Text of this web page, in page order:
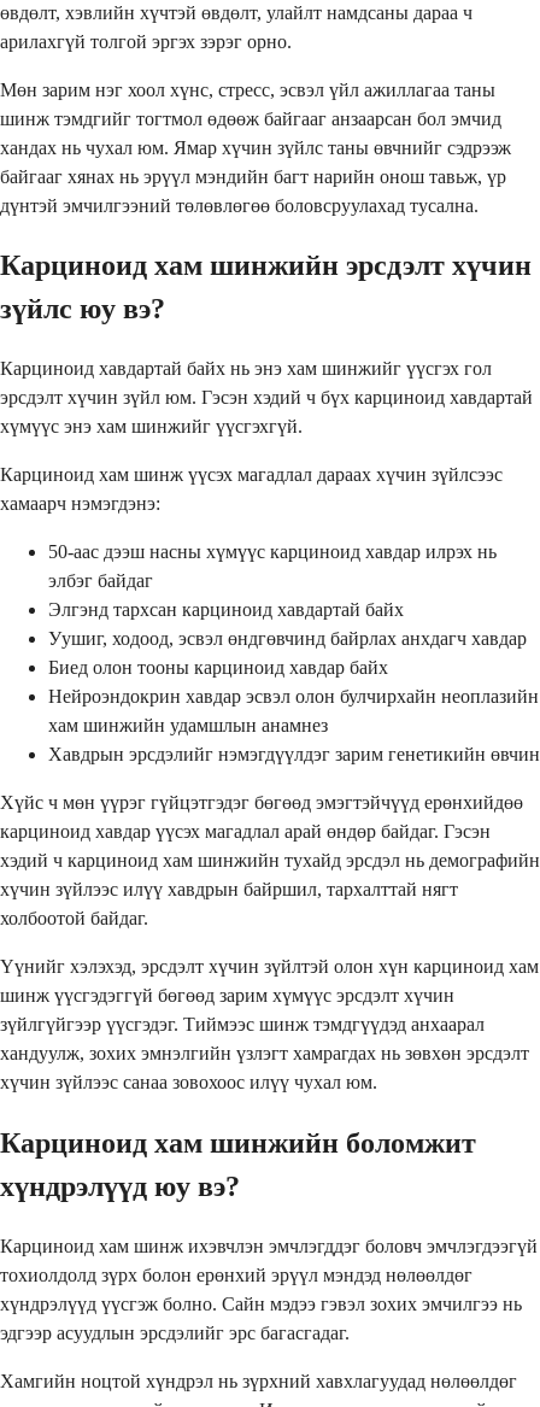
өвдөлт, хэвлийн хүчтэй өвдөлт, улайлт намдсаны дараа ч
арилахгүй толгой эргэх зэрэг орно.
Мөн зарим нэг хоол хүнс, стресс, эсвэл үйл ажиллагаа таны
шинж тэмдгийг тогтмол өдөөж байгааг анзаарсан бол эмчид
хандах нь чухал юм. Ямар хүчин зүйлс таны өвчнийг сэдрээж
байгааг хянах нь эрүүл мэндийн багт нарийн онош тавьж, үр
дүнтэй эмчилгээний төлөвлөгөө боловсруулахад тусална.
Карциноид хам шинжийн эрсдэлт хүчин
зүйлс юу вэ?
Карциноид хавдартай байх нь энэ хам шинжийг үүсгэх гол
эрсдэлт хүчин зүйл юм. Гэсэн хэдий ч бүх карциноид хавдартай
хүмүүс энэ хам шинжийг үүсгэхгүй.
Карциноид хам шинж үүсэх магадлал дараах хүчин зүйлсээс
хамаарч нэмэгдэнэ:
50-аас дээш насны хүмүүс карциноид хавдар илрэх нь
элбэг байдаг
Элгэнд тархсан карциноид хавдартай байх
Уушиг, ходоод, эсвэл өндгөвчинд байрлах анхдагч хавдар
Биед олон тооны карциноид хавдар байх
Нейроэндокрин хавдар эсвэл олон булчирхайн неоплазийн
хам шинжийн удамшлын анамнез
Хавдрын эрсдэлийг нэмэгдүүлдэг зарим генетикийн өвчин
Хүйс ч мөн үүрэг гүйцэтгэдэг бөгөөд эмэгтэйчүүд ерөнхийдөө
карциноид хавдар үүсэх магадлал арай өндөр байдаг. Гэсэн
хэдий ч карциноид хам шинжийн тухайд эрсдэл нь демографийн
хүчин зүйлээс илүү хавдрын байршил, тархалттай нягт
холбоотой байдаг.
Үүнийг хэлэхэд, эрсдэлт хүчин зүйлтэй олон хүн карциноид хам
шинж үүсгэдэггүй бөгөөд зарим хүмүүс эрсдэлт хүчин
зүйлгүйгээр үүсгэдэг. Тиймээс шинж тэмдгүүдэд анхаарал
хандуулж, зохих эмнэлгийн үзлэгт хамрагдах нь зөвхөн эрсдэлт
хүчин зүйлээс санаа зовохоос илүү чухал юм.
Карциноид хам шинжийн боломжит
хүндрэлүүд юу вэ?
Карциноид хам шинж ихэвчлэн эмчлэгддэг боловч эмчлэгдээгүй
тохиолдолд зүрх болон ерөнхий эрүүл мэндэд нөлөөлдөг
хүндрэлүүд үүсгэж болно. Сайн мэдээ гэвэл зохих эмчилгээ нь
эдгээр асуудлын эрсдэлийг эрс багасгадаг.
Хамгийн ноцтой хүндрэл нь зүрхний хавхлагуудад нөлөөлдөг